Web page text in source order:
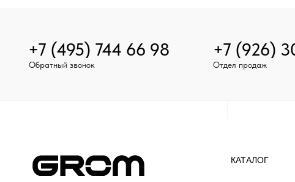
+7 (495) 744 66 98 +7 (926)
Отдел продаж
Обратный звонок
КАТАЛОГ